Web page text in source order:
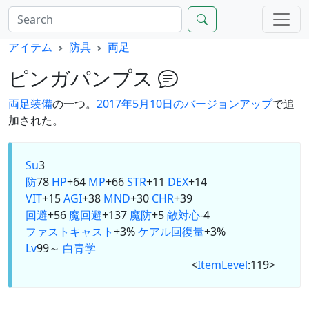
アイテム 防具 両足
ピンガパンプス
両足装備の一つ。 2017年5月10日のバージョンアップで追
加された。
Su3
防78 HP+64 MP+66STR+11 DEX+14
VIT+15AGI+38 MND+30 CHR+39
回避+56 魔回避+137 魔防+5敵対心-4
ファストキャスト+3%ケアル回復量+3%
Lv99～ 白青学
<ItemLevel:119>